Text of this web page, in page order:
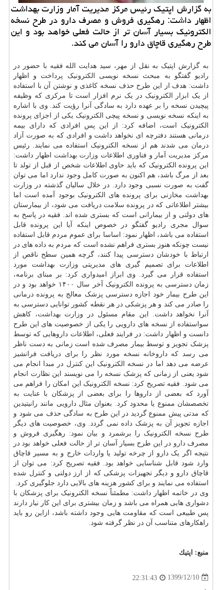
به گزارش اپتیک رئیس مرکز مدیریت آمار وزارت بهداشت
اظهار داشت: رهگیری فروش و مصرف دارو در طرح نسخه
الکترونیک بسیار آسان تر از حالت فعلی خواهد بود و این
طرح رهگیری قاچاق دارو را آسان می کند.
به گزارش اپتیک به نقل از مهر، سید هدایت الله فقیه با حضور در
رادیو گفتگو به مبحث نسخه نویسی الکترونیک پرداخت و اظهار
داشت: هدف از این طرح حذف نسخه کاغذی و نوشتن آن با استفاده
از یک ابزار الکترونیک در یک نرم افزار است تا مرکزی که وظیفه
پیچیدن نسخه را بر عهده دارد به سادگی آنرا رؤیت کند. وی با اشاره
به اینکه نسخه نویسی و نسخه پیچی الکترونیک یکی از اجزای پرونده
الکترونیک است، اضافه کرد: از این پس افرادی که دارای بیمه
درمانی هستند دفترچه ای نخواهد داشت و افرادی که به صورت آزاد
درمان می شدند هم از نسخه الکترونیک استفاده می نمایند. رئیس
مرکز مدیریت آمار و فناوری اطلاعات وزارت بهداشت اظهار داشت:
این پرونده الکترونیک که باید حاوی اطلاعات شخص از قبل از تولد تا
بعد از مرگ باشد، هم اکنون به صورت کامل وجود ندارد اما می توان
گفت به صورت نسبی وجود دارد. در خلال سالیان گذشته در وزارت
بهداشت مخازنی برای پرونده های الکترونیک بوجود آمده است اما
بیشتر اطلاعاتی که در پرونده سلامت دریافت می شود، از بیمارستان
های دولتی و از بیمارانی است که بستری شده اند. فقیه در پاسخ به
سوال مجری رادیو گفتگو در خصوص اینکه آیا این پرونده قابل
استفاده می باشد، اظهار نمود: اساسا برای عموم مردم قابل استفاده
نیست چونکه هنوز بستری فراهم نشده است که مردم به داده های در
ارتباط با خودشان دسترسی پیدا کنند، گرچه همین سطح ناقص از
اطلاعات برای تصمیم گیری های مدیریتی وزارت بهداشت مورد
استفاده قرار می گیرد. وی ابراز امیدواری کرد: بر مبنای برنامه،
زمان دسترسی به پرونده الکترونیک آخر سال ۱۴۰۰ خواهد بود و در
این طرح بیمار خود اجازه دسترسی پزشک معالج به پرونده درمانی
را صادر می کند و هر پزشکی در هر نقطه کشور توانایی دسترسی به
آنرا نخواهد داشت. این مقام مسئول در وزارت بهداشت، کاهش
سواستفاده از نسخه های دارویی را یکی از خصوصیت های این طرح
دانست و اظهار داشت: در فرایند فعلی، اطلاعات داروهایی که توسط
پزشک تجویز و توسط بیمار مصرف شده است زمانی به دست ناظر
می رسد که داروخانه نسخه مورد نظر را برای دریافت فرانشیز
عرضه می دهد اما در نسخه الکترونیک این کنترل در مبدا انجام می
شود یعنی از زمانی که پزشک نسخه را می نویسند این نظارت انجام
می شود. فقیه تصریح کرد: نسخه الکترونیک این امکان را فراهم می
آورد که بعضی از داروها را برای بعضی از پزشکان با عنایت به
تخصصشان ممنوع یا محدود کرد. بعنوان مثال دارویی مانند رانیتیدین
که مدتی پیش ممنوع گردید در این طرح به سادگی حذف می شود و
اجازه تجویز آن به پزشک داده نمی گردد. وی، خصوصیت های دیگر
طرح نسخه الکترونیک را برشمرد و بیان نمود: رهگیری فروش و
مصرفدارو در این طرح بسیار آسان تر از حالت فعلی خواهد بود در
نتیجه اگر یک دارو از چرخه تولید یا واردات خارج و به مسیر قاچاق
وارد شود قابل شناسایی خواهد بود. فقیه تصریح کرد: می توان از
قاچاق دارو و دیگر تجهیزات پزشکی که از ارز دولتی و کنترل شده
استفاده می نمایند و برای کشور هزینه های بالایی دارد جلوگیری کرد.
وی در خاتمه اظهار داشت: مطمئناً نسخه الکترونیک برای پزشکان با
دشواری هایی همراه می باشد و زمان بیشتری برای این کار نیاز دارند
پس طبیعی است که مقاومت هایی وجود داشته باشد، ازاین رو باید
راهکارهای متناسب آن در نظر گرفته شود.
منبع: اپتیك
1399/12/10
22:31:43